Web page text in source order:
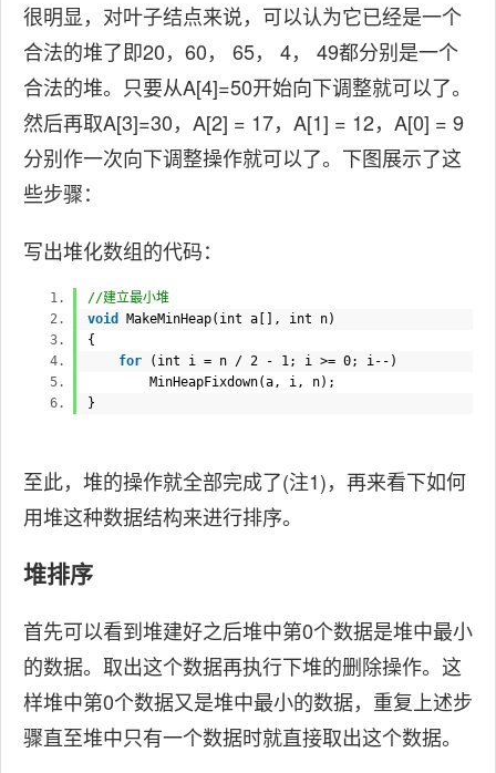
很明显，对叶子结点来说，可以认为它已经是一个
合法的堆了即20，60， 65， 4， 49都分别是一个
合法的堆。只要从A[4]=50开始向下调整就可以了。
然后再取A[3]=30，A[2] = 17，A[1] = 12，A[0] = 9
分别作一次向下调整操作就可以了。下图展示了这
些步骤：
写出堆化数组的代码：
//建立最小堆
void
MakeMinHeap( int a[], int n)
{
for ( int i = n / 2 - 1; i >= 0; i--)
MinHeapFixdown(a, i, n);
}
至此，堆的操作就全部完成了(注1)，再来看下如何
用堆这种数据结构来进行排序。
堆排序
首先可以看到堆建好之后堆中第0个数据是堆中最小
的数据。取出这个数据再执行下堆的删除操作。这
样堆中第0个数据又是堆中最小的数据，重复上述步
骤直至堆中只有一个数据时就直接取出这个数据。